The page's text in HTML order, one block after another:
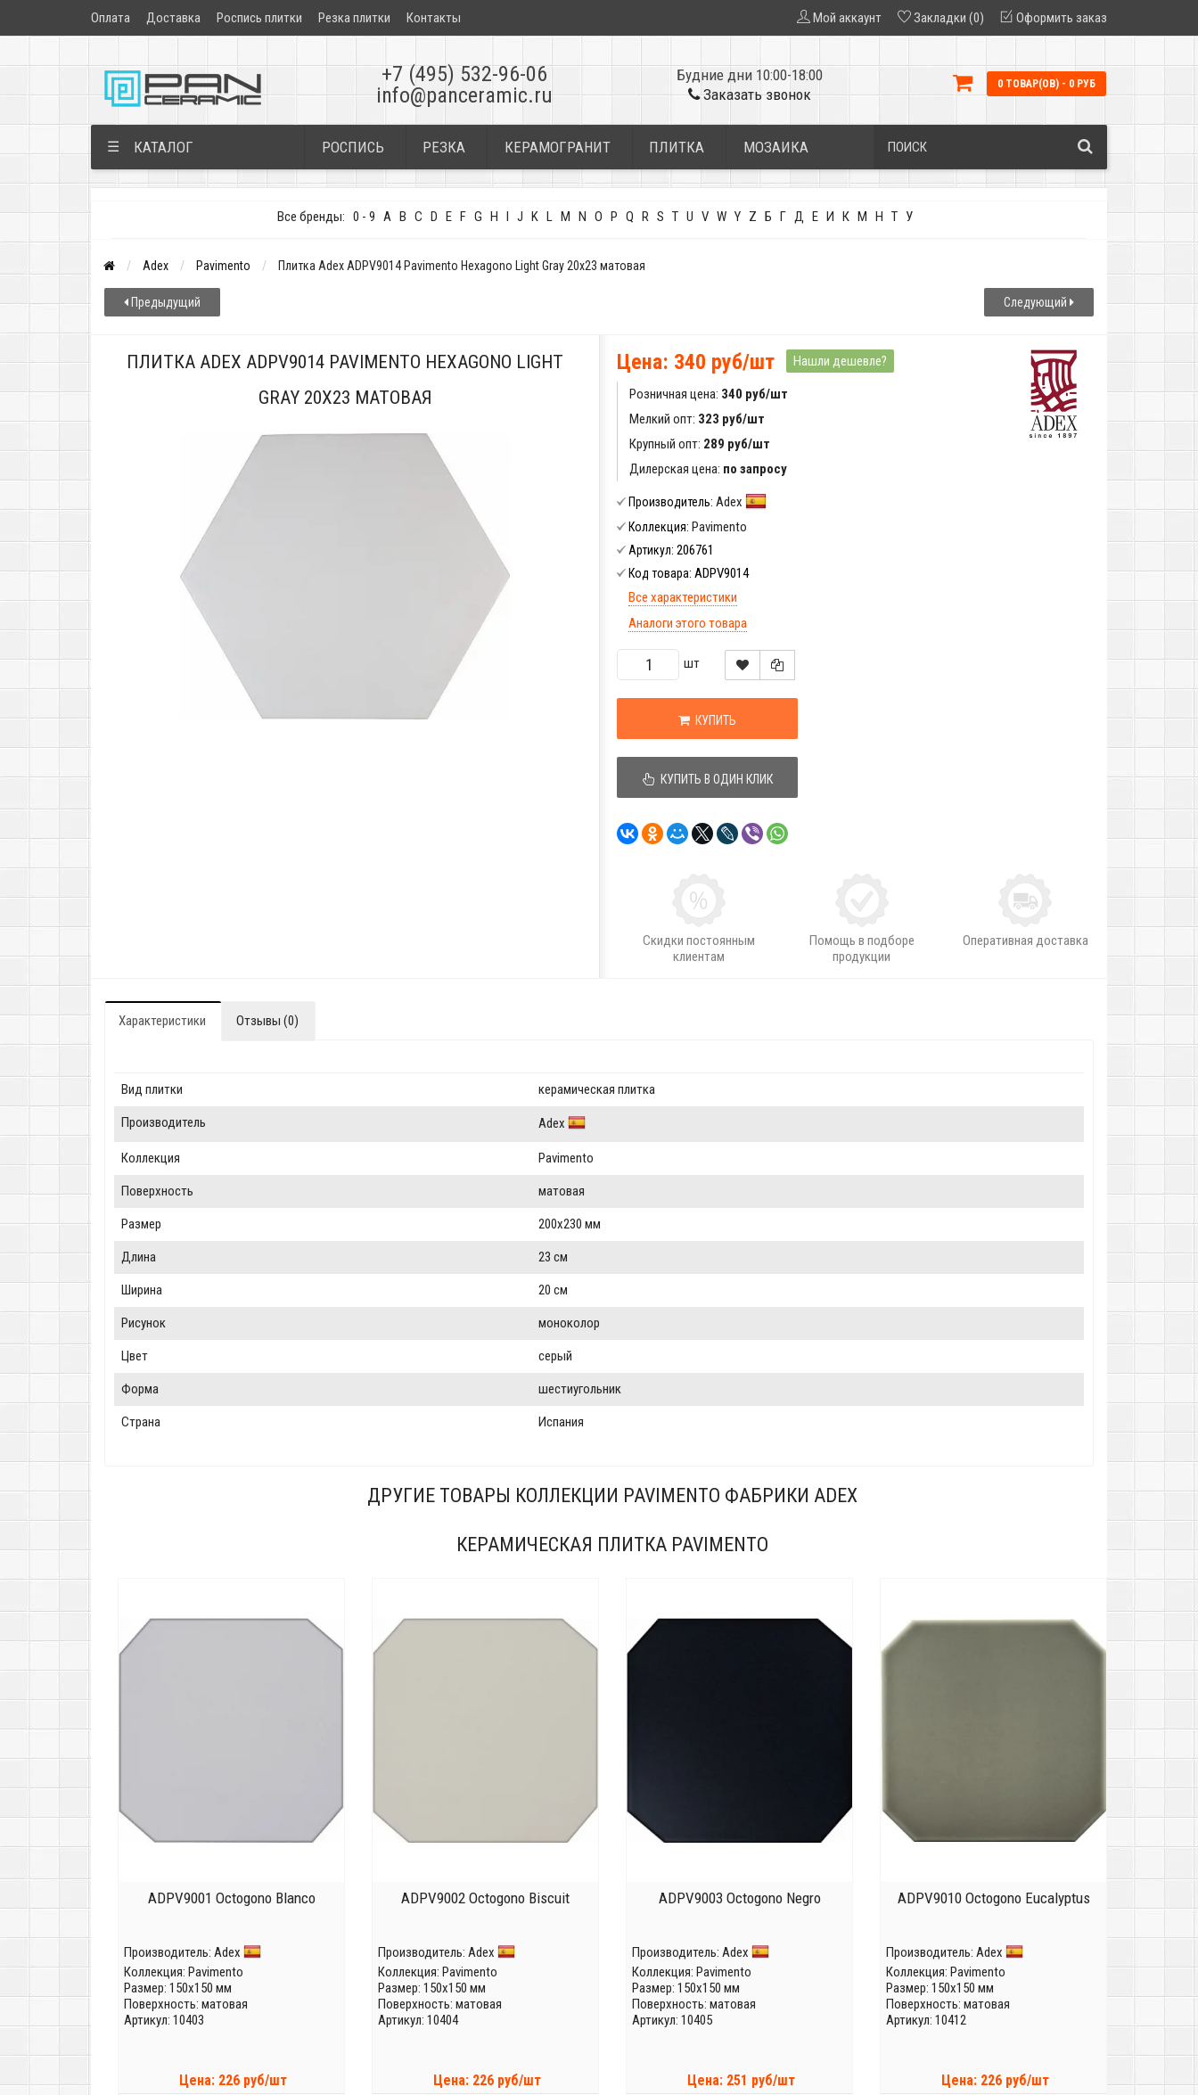
Оплата Доставка Роспись плитки Резка плитки Контакты Мой аккаунт Закладки (0) Оформить заказ
+7 (495) 532-96-06
info@panceramic.ru
Будние дни 10:00-18:00
Заказать звонок
0 ТОВАР(ОВ) - 0 РУБ
☰ КАТАЛОГ РОСПИСЬ РЕЗКА КЕРАМОГРАНИТ ПЛИТКА МОЗАИКА
Все бренды: 0 - 9 A B C D E F G H I J K L M N O P Q R S T U V W Y Z Б Г Д Е И К М Н Т У
Adex Pavimento Плитка Adex ADPV9014 Pavimento Hexagono Light Gray 20x23 матовая
Предыдущий Следующий
ПЛИТКА ADEX ADPV9014 PAVIMENTO HEXAGONO LIGHT
GRAY 20X23 МАТОВАЯ
Цена: 340 руб/шт Нашли дешевле?
Розничная цена: 340 руб/шт
Мелкий опт: 323 руб/шт
Крупный опт: 289 руб/шт
Дилерская цена: по запросу
Производитель: Adex
Коллекция: Pavimento
Артикул: 206761
Код товара: ADPV9014
Все характеристики
Аналоги этого товара
шт
КУПИТЬ
КУПИТЬ В ОДИН КЛИК
Скидки постоянным
клиентам
Помощь в подборе
продукции
Оперативная доставка
Характеристики Отзывы (0)
Вид плитки керамическая плитка
Производитель Adex
Коллекция Pavimento
Поверхность матовая
Размер 200x230 мм
Длина 23 см
Ширина 20 см
Рисунок моноколор
Цвет серый
Форма шестиугольник
Страна Испания
ДРУГИЕ ТОВАРЫ КОЛЛЕКЦИИ PAVIMENTO ФАБРИКИ ADEX
КЕРАМИЧЕСКАЯ ПЛИТКА PAVIMENTO
ADPV9001 Octogono Blanco
Производитель: Adex
Коллекция: Pavimento
Размер: 150x150 мм
Поверхность: матовая
Артикул: 10403
Цена: 226 руб/шт
ADPV9002 Octogono Biscuit
Производитель: Adex
Коллекция: Pavimento
Размер: 150x150 мм
Поверхность: матовая
Артикул: 10404
Цена: 226 руб/шт
ADPV9003 Octogono Negro
Производитель: Adex
Коллекция: Pavimento
Размер: 150x150 мм
Поверхность: матовая
Артикул: 10405
Цена: 251 руб/шт
ADPV9010 Octogono Eucalyptus
Производитель: Adex
Коллекция: Pavimento
Размер: 150x150 мм
Поверхность: матовая
Артикул: 10412
Цена: 226 руб/шт